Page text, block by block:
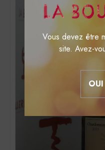
Vous devez être
site. Avez-
OUI